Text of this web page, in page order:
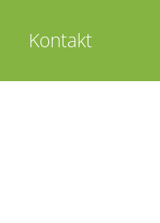
Kontakt